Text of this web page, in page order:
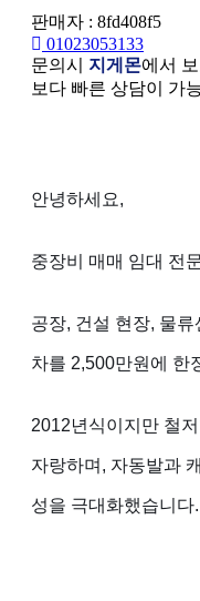
판매자 : 8fd408f5
01023053133
문의시 지게몬에서
보다 빠른 상담이 가
안녕하세요,
중장비 매매 임대 전
공장, 건설 현장, 물
차를 2,500만원에 한
2012년식이지만 철
자랑하며, 자동발과
성을 극대화했습니다. ​